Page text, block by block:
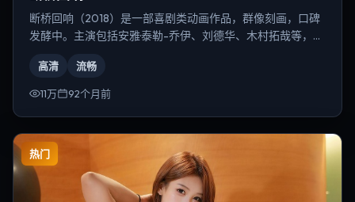
断桥回响（2018）是一部喜剧类动画作品，群像刻画，口碑
发酵中。主演包括安雅·泰勒-乔伊、刘德华、木村拓哉等，导
高清 流畅
11万 92个月前
热门